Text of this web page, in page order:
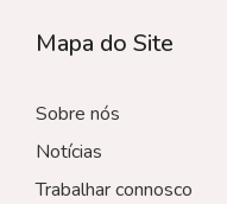
Mapa do Site
Sobre nós
Notícias
Trabalhar connosco